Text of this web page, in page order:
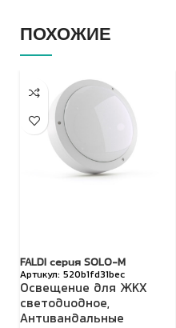
ПОХОЖИЕ
FALDI серия SOLO-M
520b1fd31bec
Освещение для ЖКХ
светодиодное,
Антивандальные